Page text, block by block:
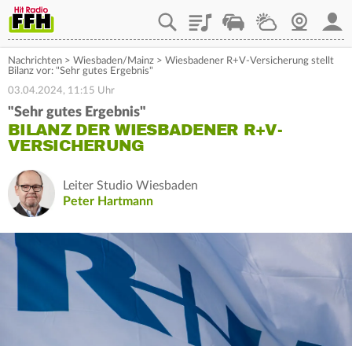
PlaylistStaupilotWetterWebcam
Nachrichten > Wiesbaden/Mainz > Wiesbadener R+V-Versicherung stellt
Bilanz vor: "Sehr gutes Ergebnis"
03.04.2024, 11:15 Uhr
"Sehr gutes Ergebnis"
BILANZ DER WIESBADENER R+V-
VERSICHERUNG
Leiter Studio Wiesbaden
Peter Hartmann